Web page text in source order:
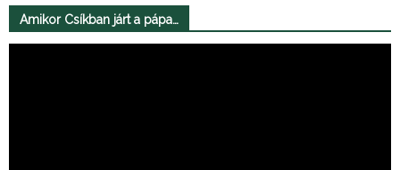
Amikor Csíkban járt a pápa…